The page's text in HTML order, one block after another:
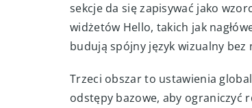
sekcje da się zapisywać jako
widżetów Hello, takich jak
budują spójny język wizualny bez
Trzeci obszar to ustawienia
odstępy bazowe, aby ograniczyć